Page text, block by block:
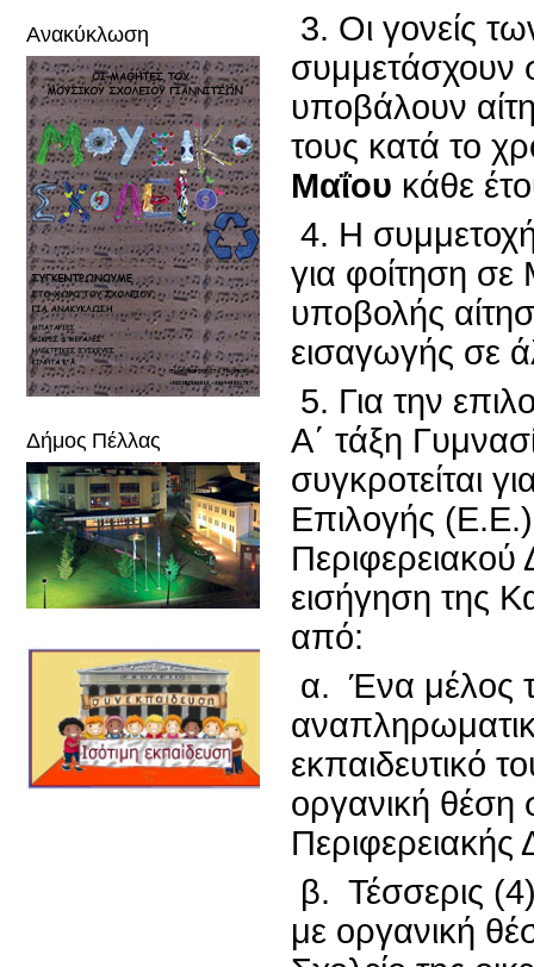
Ανακύκλωση
Δήμος Πέλλας
3. Οι γονείς
συμμετάσχουν
υποβάλουν
τους κατά το
Μαΐου κάθε
4. Η
για φοίτηση σε
υποβολής
εισαγωγής σε
5. Για την
Α΄ τάξη
συγκροτείται
Επιλογής (Ε.Ε.)
Περιφερειακού
εισήγηση της
από:
α. Ένα μέλος
εκπαιδευτικό
οργανική θέση
β. Τέσσερις
με οργανική